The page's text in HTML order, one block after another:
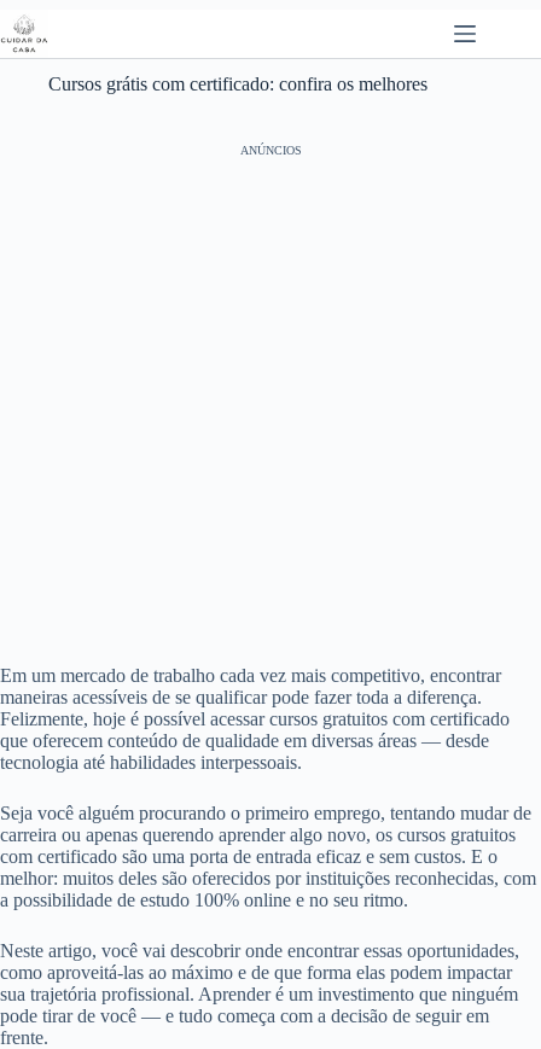
Pular
para
o
conteúdoCursos grátis com certificado: confira os melhores
ANÚNCIOS
Em um mercado de trabalho cada vez mais competitivo, encontrar
maneiras acessíveis de se qualificar pode fazer toda a diferença.
Felizmente, hoje é possível acessar cursos gratuitos com certificado
que oferecem conteúdo de qualidade em diversas áreas — desde
tecnologia até habilidades interpessoais.
Seja você alguém procurando o primeiro emprego, tentando mudar de
carreira ou apenas querendo aprender algo novo, os cursos gratuitos
com certificado são uma porta de entrada eficaz e sem custos. E o
melhor: muitos deles são oferecidos por instituições reconhecidas, com
a possibilidade de estudo 100% online e no seu ritmo.
Neste artigo, você vai descobrir onde encontrar essas oportunidades,
como aproveitá-las ao máximo e de que forma elas podem impactar
sua trajetória profissional. Aprender é um investimento que ninguém
pode tirar de você — e tudo começa com a decisão de seguir em
frente.